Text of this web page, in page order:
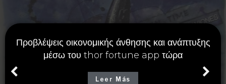
Προβλέψεις οικονομικής άνθησης και ανάπτυξης
μέσω του thor fortune app τώρα
Leer Más